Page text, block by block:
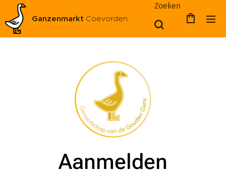
Ganzenmarkt Coevorden
Zoeken
Aanmelden